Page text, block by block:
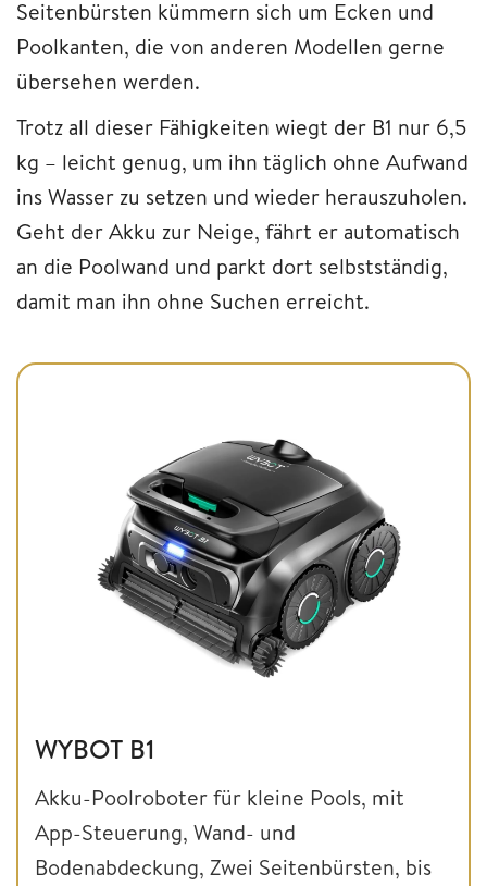
Seitenbürsten kümmern sich um Ecken und
Poolkanten, die von anderen Modellen gerne
übersehen werden.
Trotz all dieser Fähigkeiten wiegt der B1 nur 6,5
kg – leicht genug, um ihn täglich ohne Aufwand
ins Wasser zu setzen und wieder herauszuholen.
Geht der Akku zur Neige, fährt er automatisch
an die Poolwand und parkt dort selbstständig,
damit man ihn ohne Suchen erreicht.
WYBOT B1
Akku-Poolroboter für kleine Pools, mit
App-Steuerung, Wand- und
Bodenabdeckung, Zwei Seitenbürsten, bis